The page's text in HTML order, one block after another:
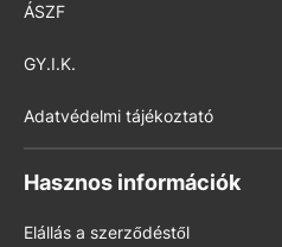
ÁSZF
GY.I.K.
Adatvédelmi tájékoztató
Hasznos információk
Elállás a szerződéstől